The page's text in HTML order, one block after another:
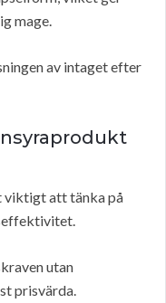
mage.
av intaget efter
viktigt att tänka på
utan
prisvärda.